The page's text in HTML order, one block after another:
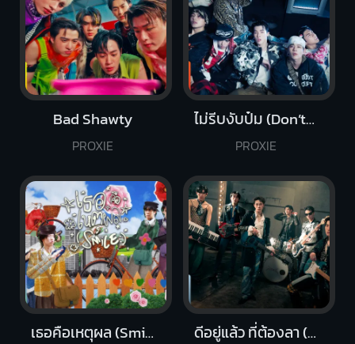
Bad Shawty
PROXIE
ดีอยู่แล้ว ที่ต้องลา (I’m Good)
ไม่รีบงับป๋ม (Don’t Rush!)
PROXIE
เธอคือเหตุผล (Smile)